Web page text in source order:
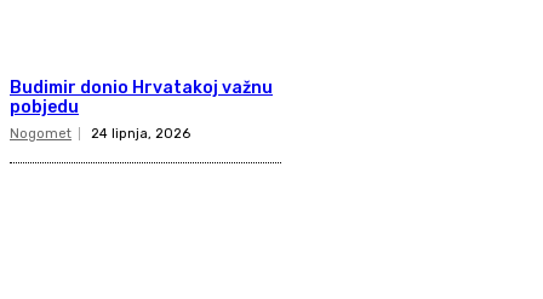
Budimir donio Hrvatakoj važnu
pobjedu
Nogomet 24 lipnja, 2026